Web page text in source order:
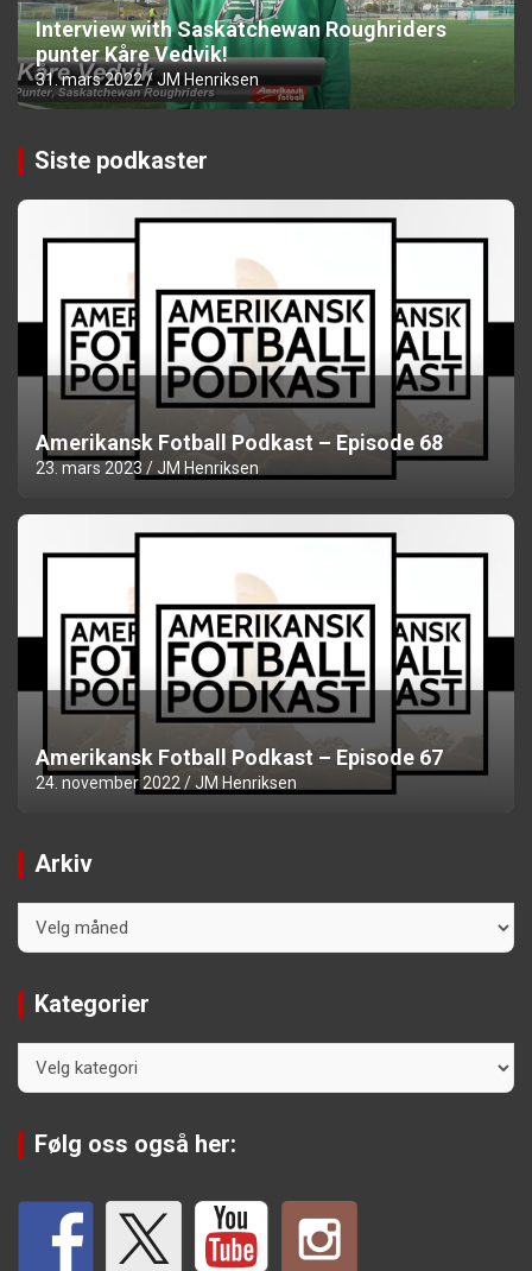
Interview with Saskatchewan Roughriders
punter Kåre Vedvik!
31. mars 2022 JM Henriksen
Siste podkaster
Amerikansk Fotball Podkast – Episode 68
23. mars 2023 JM Henriksen
Amerikansk Fotball Podkast – Episode 67
24. november 2022 JM Henriksen
Arkiv
Kategorier
Følg oss også her: